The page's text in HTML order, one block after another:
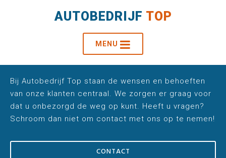
AUTOBEDRIJF TOP
MENU
Bij Autobedrijf Top staan de wensen en behoeften
van onze klanten centraal. We zorgen er graag voor
dat u onbezorgd de weg op kunt. Heeft u vragen?
Schroom dan niet om contact met ons op te nemen!
CONTACT